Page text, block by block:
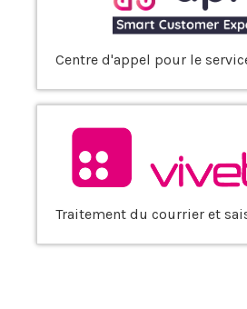
Centre d'appel pour le
Traitement du courrier et